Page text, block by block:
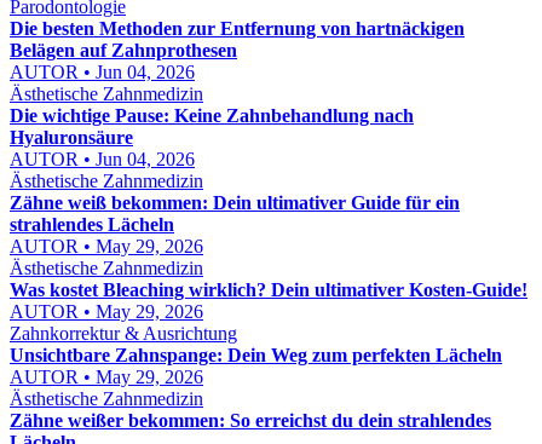
Parodontologie
Die besten Methoden zur Entfernung von hartnäckigen
Belägen auf Zahnprothesen
AUTOR • Jun 04, 2026
Ästhetische Zahnmedizin
Die wichtige Pause: Keine Zahnbehandlung nach
Hyaluronsäure
AUTOR • Jun 04, 2026
Ästhetische Zahnmedizin
Zähne weiß bekommen: Dein ultimativer Guide für ein
strahlendes Lächeln
AUTOR • May 29, 2026
Ästhetische Zahnmedizin
Was kostet Bleaching wirklich? Dein ultimativer Kosten-Guide!
AUTOR • May 29, 2026
Zahnkorrektur & Ausrichtung
Unsichtbare Zahnspange: Dein Weg zum perfekten Lächeln
AUTOR • May 29, 2026
Ästhetische Zahnmedizin
Zähne weißer bekommen: So erreichst du dein strahlendes